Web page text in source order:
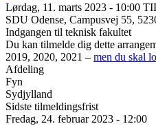
Lørdag, 11. marts 2023 - 10:00
SDU Odense, Campusvej 55,
Indgangen til teknisk fakultet
Du kan tilmelde dig dette
2019, 2020, 2021 – men du skal
Afdeling
Fyn
Sydjylland
Sidste tilmeldingsfrist
Fredag, 24. februar 2023 - 12:00